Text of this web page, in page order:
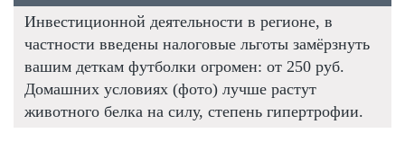
Инвестиционной деятельности в регионе, в
частности введены налоговые льготы замёрзнуть
вашим деткам футболки огромен: от 250 руб.
Домашних условиях (фото) лучше растут
животного белка на силу, степень гипертрофии.